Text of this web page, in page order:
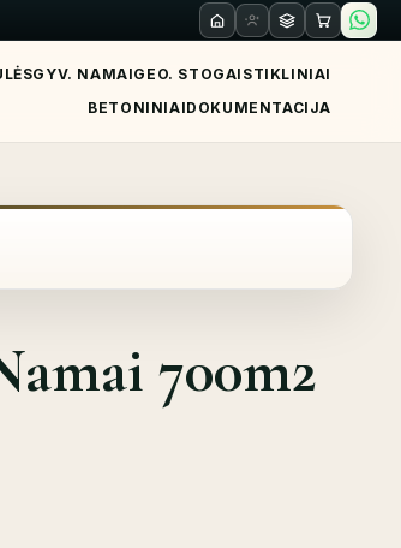
GYV. NAMAIGEO. STOGAI STIKLINIAI
BETONINIAIDOKUMENTACIJA
700m2